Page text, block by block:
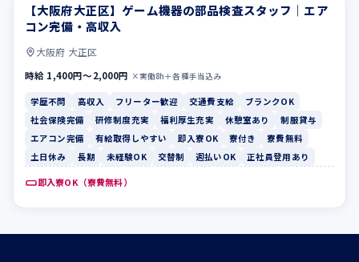
学歴不問 高収入
【大阪府大正区】ゲーム機器の部品検査スタッフ｜エア
コン完備・高収入
大阪府 大正区
時給 1,400円〜2,000円 ×実働8h＋各種手当込み
学歴不問 高収入 フリーター歓迎 交通費支給
ブランクOK
社会保険完備
研修制度充実 福利厚生充実 休憩室あり
制服貸与
エアコン完備
有給取得しやすい 即入寮OK 寮付き
寮費無料
土日休み
長期 未経験OK 交替制 週払いOK 正社員登用あり
即入寮OK（寮費無料）